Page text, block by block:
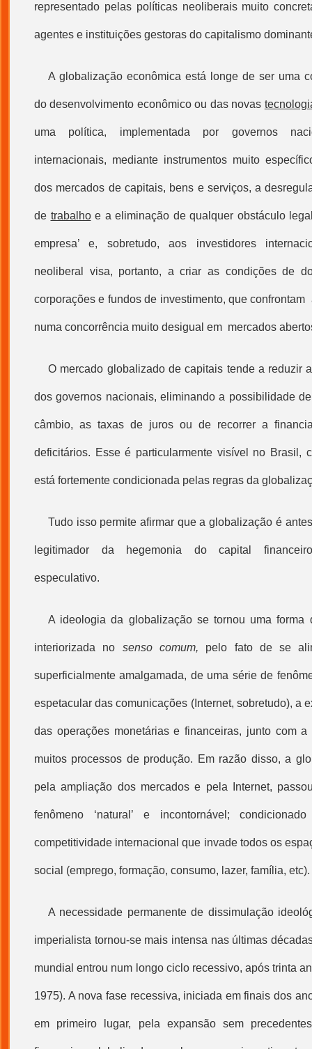
representado pelas políticas neoliberais muito
agentes e instituições gestoras do capitalismo
A globalização econômica está longe de ser uma
do desenvolvimento econômico ou das novas
uma política, implementada por governos
internacionais, mediante instrumentos muito
dos mercados de capitais, bens e serviços, a
de trabalhoe a eliminação de qualquer obstáculo
empresa’ e, sobretudo, aos investidores
neoliberal visa, portanto, a criar as condições de
corporações e fundos de investimento, que
numa concorrência muito desigual em mercados
O mercado globalizado de capitais tende a reduzir
dos governos nacionais, eliminando a possibilidade
câmbio, as taxas de juros ou de recorrer a
deficitários. Esse é particularmente visível no Brasil,
está fortemente condicionada pelas regras da
Tudo isso permite afirmar que aglobalização é
legitimador da hegemonia do capital
especulativo.
A ideologia da globalizaçãose tornou uma forma
interiorizada no senso comum, pelo fato de se
superficialmente amalgamada, de uma série de
espetacular das comunicações (Internet, sobretudo), a
das operações monetárias e financeiras, junto com a
muitos processos de produção. Em razão disso, a
pela ampliação dos mercados e pela Internet,
fenômeno ‘natural’ e incontornável;
competitividade internacional que invade todos os
social (emprego, formação, consumo, lazer, família, etc).
A necessidade permanente de dissimulação
imperialista tornou-se mais intensa nas últimas
mundial entrou num longo ciclo recessivo, após trinta
1975). A nova fase recessiva, iniciada em finais dos
em primeiro lugar, pela expansão sem